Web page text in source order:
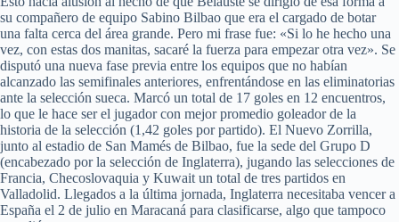
e
n
i
d
o
su compañero de equipo Sabino Bilbao que era el cargado de botar
una falta cerca del área grande. Pero mi frase fue: «Si lo he hecho una
vez, con estas dos manitas, sacaré la fuerza para empezar otra vez». Se
disputó una nueva fase previa entre los equipos que no habían
alcanzado las semifinales anteriores, enfrentándose en las eliminatorias
ante la selección sueca. Marcó un total de 17 goles en 12 encuentros,
lo que le hace ser el jugador con mejor promedio goleador de la
historia de la selección (1,42 goles por partido). El Nuevo Zorrilla,
junto al estadio de San Mamés de Bilbao, fue la sede del Grupo D
(encabezado por la selección de Inglaterra), jugando las selecciones de
Francia, Checoslovaquia y Kuwait un total de tres partidos en
Valladolid. Llegados a la última jornada, Inglaterra necesitaba vencer a
España el 2 de julio en Maracaná para clasificarse, algo que tampoco